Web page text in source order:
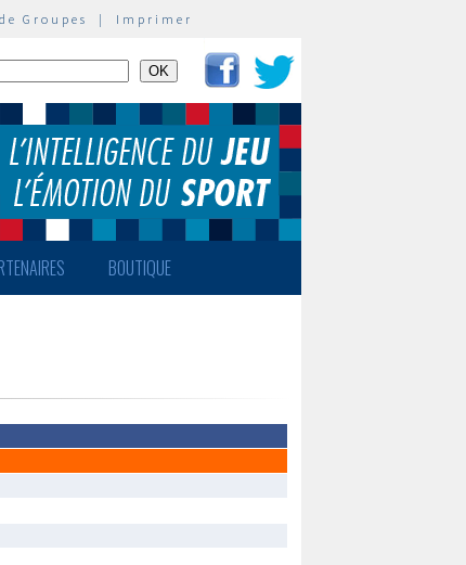
Groupes | Imprimer
BOUTIQUE